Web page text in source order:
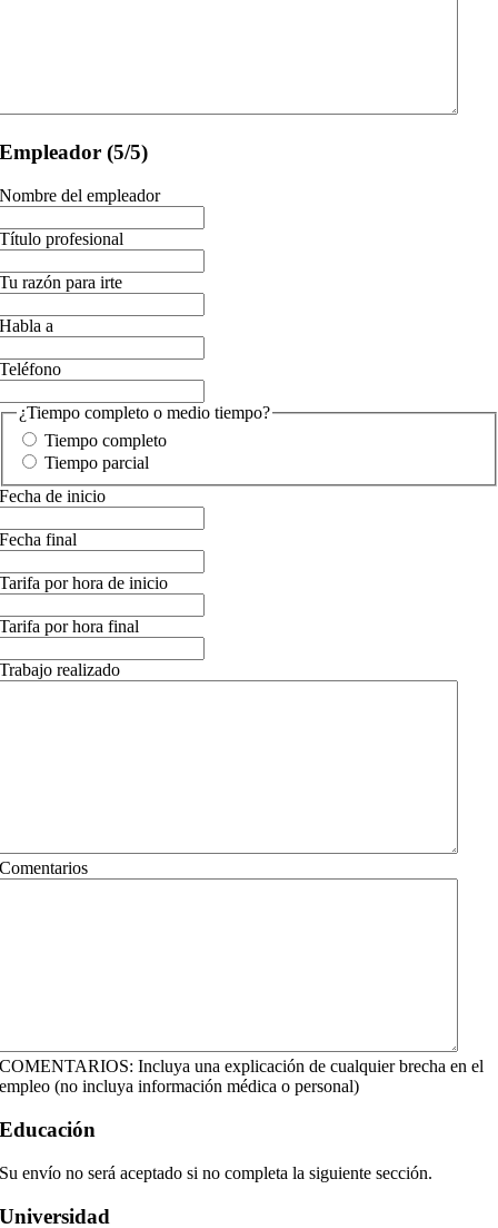
Empleador (5/5)
Nombre del empleador
Título profesional
Tu razón para irte
Habla a
Teléfono
¿Tiempo completo o medio tiempo?
Tiempo completo
Tiempo parcial
Fecha de inicio
Fecha final
Tarifa por hora de inicio
Tarifa por hora final
Trabajo realizado
Comentarios
COMENTARIOS: Incluya una explicación de cualquier brecha en el
empleo (no incluya información médica o personal)
Educación
Su envío no será aceptado si no completa la siguiente sección.
Universidad